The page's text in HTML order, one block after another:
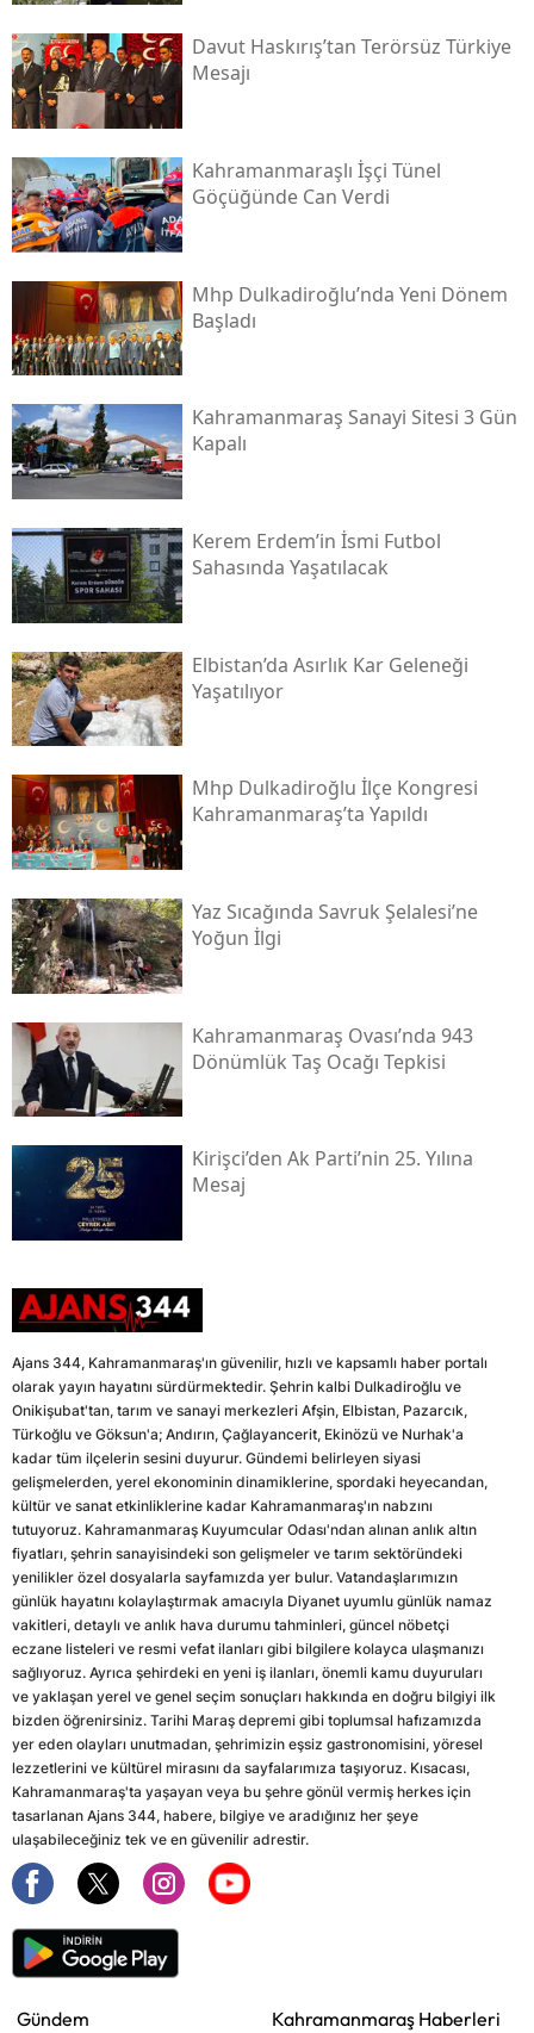
Davut Haskırış’tan Terörsüz Türkiye
Mesajı
Kahramanmaraşlı İşçi Tünel
Göçüğünde Can Verdi
Mhp Dulkadiroğlu’nda Yeni Dönem
Başladı
Kahramanmaraş Sanayi Sitesi 3 Gün
Kapalı
Kerem Erdem’in İsmi Futbol
Sahasında Yaşatılacak
Elbistan’da Asırlık Kar Geleneği
Yaşatılıyor
Mhp Dulkadiroğlu İlçe Kongresi
Kahramanmaraş’ta Yapıldı
Yaz Sıcağında Savruk Şelalesi’ne
Yoğun İlgi
Kahramanmaraş Ovası’nda 943
Dönümlük Taş Ocağı Tepkisi
Kirişci’den Ak Parti’nin 25. Yılına
Mesaj
Ajans 344, Kahramanmaraş'ın güvenilir, hızlı ve kapsamlı haber portalı
olarak yayın hayatını sürdürmektedir. Şehrin kalbi Dulkadiroğlu ve
Onikişubat'tan, tarım ve sanayi merkezleri Afşin, Elbistan, Pazarcık,
Türkoğlu ve Göksun'a; Andırın, Çağlayancerit, Ekinözü ve Nurhak'a
kadar tüm ilçelerin sesini duyurur. Gündemi belirleyen siyasi
gelişmelerden, yerel ekonominin dinamiklerine, spordaki heyecandan,
kültür ve sanat etkinliklerine kadar Kahramanmaraş'ın nabzını
tutuyoruz. Kahramanmaraş Kuyumcular Odası'ndan alınan anlık altın
fiyatları, şehrin sanayisindeki son gelişmeler ve tarım sektöründeki
yenilikler özel dosyalarla sayfamızda yer bulur. Vatandaşlarımızın
günlük hayatını kolaylaştırmak amacıyla Diyanet uyumlu günlük namaz
vakitleri, detaylı ve anlık hava durumu tahminleri, güncel nöbetçi
eczane listeleri ve resmi vefat ilanları gibi bilgilere kolayca ulaşmanızı
sağlıyoruz. Ayrıca şehirdeki en yeni iş ilanları, önemli kamu duyuruları
ve yaklaşan yerel ve genel seçim sonuçları hakkında en doğru bilgiyi ilk
bizden öğrenirsiniz. Tarihi Maraş depremi gibi toplumsal hafızamızda
yer eden olayları unutmadan, şehrimizin eşsiz gastronomisini, yöresel
lezzetlerini ve kültürel mirasını da sayfalarımıza taşıyoruz. Kısacası,
Kahramanmaraş'ta yaşayan veya bu şehre gönül vermiş herkes için
tasarlanan Ajans 344, habere, bilgiye ve aradığınız her şeye
ulaşabileceğiniz tek ve en güvenilir adrestir.
Gündem
Kahramanmaraş Haberleri